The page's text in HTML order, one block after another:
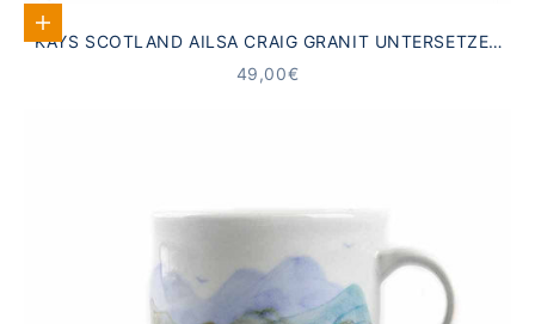
In den Warenkorb
KAYS SCOTLAND AILSA CRAIG GRANIT UNTERSETZER
4ER-SET
ANGEBOT
49,00€